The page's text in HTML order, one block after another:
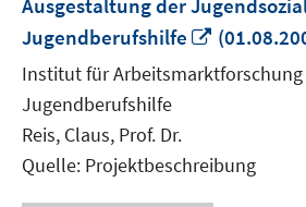
Ausgestaltung der
Jugendberufshilfe
In
neuem
Fenster
Institut für
Jugendberufshilfe
Reis, Claus, Prof. Dr.
Quelle: Projektbeschreibung